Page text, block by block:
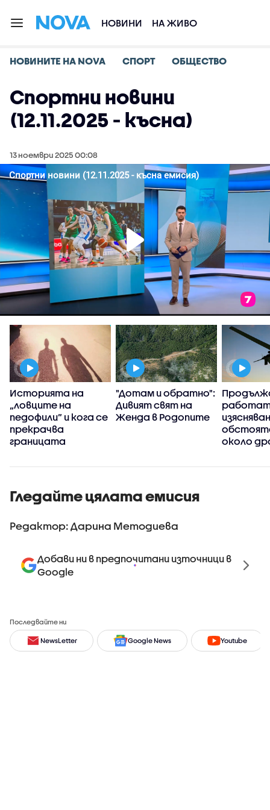
НОВИНИ НА ЖИВО
НОВИНИТЕ НА NOVA СПОРТ ОБЩЕСТВО
Спортни новини
(12.11.2025 - късна)
13 ноември 2025 00:08
Историята на
„ловците на
педофили” и кога се
прекрачва
границата
"Дотам и обратно":
Дивият свят на
Женда в Родопите
около
Гледайте цялата емисия
Редактор: Дарина Методиева
Добави ни в предпочитани източници в
Google
Последвайте ни
NewsLetter Google News Youtube